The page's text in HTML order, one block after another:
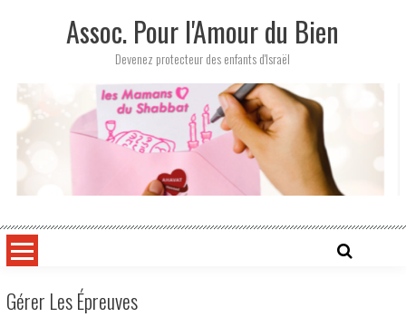
Assoc. Pour l'Amour du Bien
Devenez protecteur des enfants d'Israël
Gérer Les Épreuves